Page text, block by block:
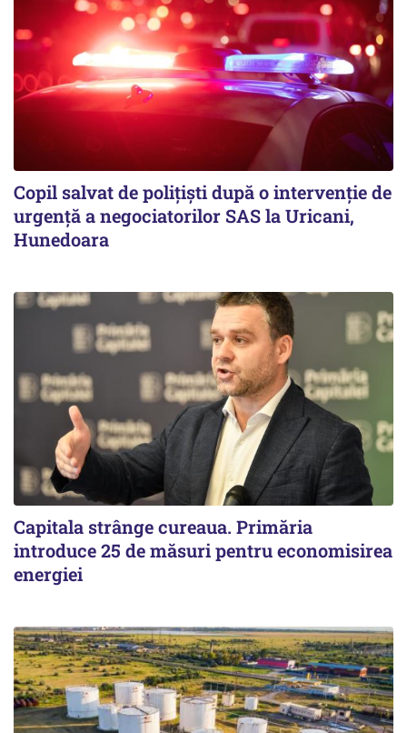
Copil salvat de polițiști după o intervenție de
urgență a negociatorilor SAS la Uricani,
Hunedoara
Capitala strânge cureaua. Primăria
introduce 25 de măsuri pentru economisirea
energiei